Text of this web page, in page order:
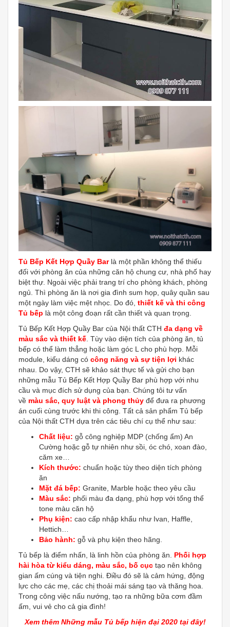
Tủ Bếp Kết Hợp Quầy Bar là một phần không thể thiếu
đối với phòng ăn của những căn hộ chung cư, nhà phố hay
biệt thự. Ngoài việc phải trang trí cho phòng khách, phòng
ngủ. Thì phòng ăn là nơi gia đình sum họp, quây quần sau
một ngày làm việc mệt nhọc. Do đó, thiết kế và thi công
Tủ bếp là một công đoạn rất cần thiết và quan trọng.
Tủ Bếp Kết Hợp Quầy Bar của Nội thất CTH đa dạng về
màu sắc và thiết kế. Tùy vào diện tích của phòng ăn, tủ
bếp có thể làm thẳng hoặc làm góc L cho phù hợp. Mỗi
module, kiểu dáng có công năng và sự tiện lợi khác
nhau. Do vậy, CTH sẽ khảo sát thực tế và gửi cho bạn
những mẫu Tủ Bếp Kết Hợp Quầy Bar phù hợp với nhu
cầu và mục đích sử dụng của bạn. Chúng tôi tư vấn
về màu sắc, quy luật và phong thủy để đưa ra phương
án cuối cùng trước khi thi công. Tất cả sản phẩm Tủ bếp
của Nội thất CTH dựa trên các tiêu chí cụ thể như sau:
Chất liệu: gỗ công nghiệp MDP (chống ẩm) An
Cường hoặc gỗ tự nhiên như sồi, óc chó, xoan đào,
căm xe…
Kích thước: chuẩn hoặc tùy theo diện tích phòng
ăn
Mặt đá bếp: Granite, Marble hoặc theo yêu cầu
Màu sắc: phối màu đa dạng, phù hợp với tổng thể
tone màu căn hộ
Phụ kiện: cao cấp nhập khẩu như Ivan, Haffle,
Hettich…
Bảo hành: gỗ và phụ kiện theo hãng.
Tủ bếp là điểm nhấn, là linh hồn của phòng ăn. Phối hợp
hài hòa từ kiểu dáng, màu sắc, bố cục tạo nên không
gian ấm cúng và tiện nghi. Điều đó sẽ là cảm hứng, động
lực cho các mẹ, các chị thoải mái sáng tạo và thăng hoa.
Trong công việc nấu nướng, tạo ra những bữa cơm đầm
ấm, vui vẻ cho cả gia đình!
Xem thêm Những mẫu Tủ bếp hiện đại 2020 tại đây!